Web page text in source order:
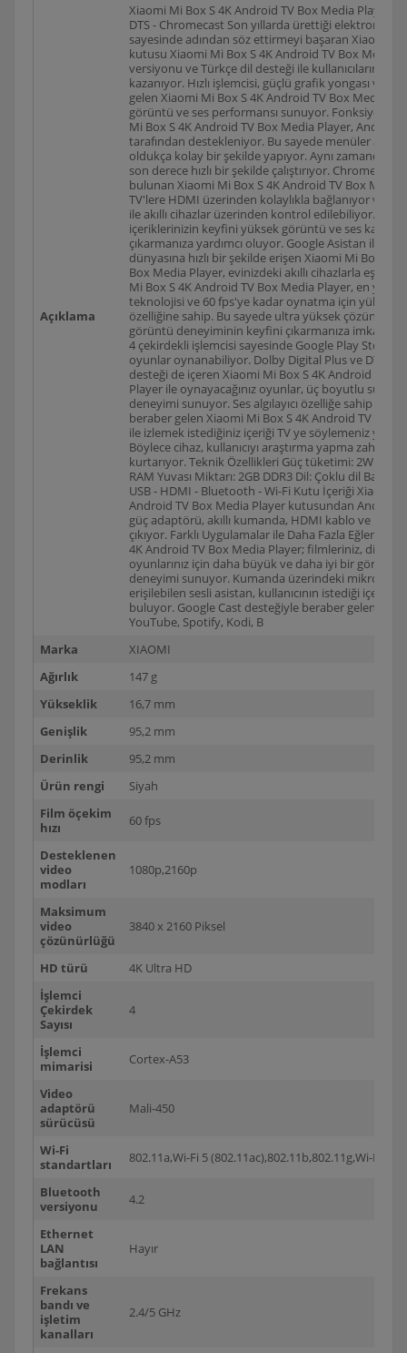
Açıklama
Xiaomi Mi Box S 4K Android TV Box Media Player
DTS - Chromecast Son yıllarda ürettiği elektronik
sayesinde adından söz ettirmeyi başaran Xiaomi'nin
kutusu Xiaomi Mi Box S 4K Android TV Box Media
versiyonu ve Türkçe dil desteği ile kullanıcıların
kazanıyor. Hızlı işlemcisi, güçlü grafik yongası ve
gelen Xiaomi Mi Box S 4K Android TV Box Media
görüntü ve ses performansı sunuyor. Fonksiyonel
Mi Box S 4K Android TV Box Media Player, Android
tarafından destekleniyor. Bu sayede menüler arası
oldukça kolay bir şekilde yapıyor. Aynı zamanda
son derece hızlı bir şekilde çalıştırıyor. Chromecast
bulunan Xiaomi Mi Box S 4K Android TV Box Media
TV'lere HDMI üzerinden kolaylıkla bağlanıyor ve
ile akıllı cihazlar üzerinden kontrol edilebiliyor. Bu
içeriklerinizin keyfini yüksek görüntü ve ses
çıkarmanıza yardımcı oluyor. Google Asistan ile
dünyasına hızlı bir şekilde erişen Xiaomi Mi Box S
Box Media Player, evinizdeki akıllı cihazlarla
Mi Box S 4K Android TV Box Media Player, en yeni
teknolojisi ve 60 fps'ye kadar oynatma için yüksek
özelliğine sahip. Bu sayede ultra yüksek
görüntü deneyiminin keyfini çıkarmanıza imkan
4 çekirdekli işlemcisi sayesinde Google Play
oyunlar oynanabiliyor. Dolby Digital Plus ve DTS
desteği de içeren Xiaomi Mi Box S 4K Android TV
Player ile oynayacağınız oyunlar, üç boyutlu
deneyimi sunuyor. Ses algılayıcı özelliğe sahip
beraber gelen Xiaomi Mi Box S 4K Android TV Box
ile izlemek istediğiniz içeriği TV ye söylemeniz
Böylece cihaz, kullanıcıyı araştırma yapma
kurtarıyor. Teknik Özellikleri Güç tüketimi: 2W
RAM Yuvası Miktarı: 2GB DDR3 Dil: Çoklu dil
USB - HDMI - Bluetooth - Wi-Fi Kutu İçeriği Xiaomi
Android TV Box Media Player kutusundan Android
güç adaptörü, akıllı kumanda, HDMI kablo ve
çıkıyor. Farklı Uygulamalar ile Daha Fazla Eğlence
4K Android TV Box Media Player; filmleriniz,
oyunlarınız için daha büyük ve daha iyi bir
deneyimi sunuyor. Kumanda üzerindeki mikrofon
erişilebilen sesli asistan, kullanıcının istediği içeriği
buluyor. Google Cast desteğiyle beraber gelen
YouTube, Spotify, Kodi, B
Marka
XIAOMI
Ağırlık
147 g
Yükseklik
16,7 mm
Genişlik
95,2 mm
Derinlik
95,2 mm
Ürün rengi
Siyah
Film öçekim
hızı
60 fps
Desteklenen
video
modları
1080p,2160p
Maksimum
video
çözünürlüğü
3840 x 2160 Piksel
HD türü
4K Ultra HD
İşlemci
Çekirdek
Sayısı
4
İşlemci
mimarisi
Cortex-A53
Video
adaptörü
sürücüsü
Mali-450
Wi-Fi
standartları
802.11a,Wi-Fi 5 (802.11ac),802.11b,802.11g,Wi-Fi 4
Bluetooth
versiyonu
4.2
Ethernet
LAN
bağlantısı
Hayır
Frekans
bandı ve
işletim
kanalları
2.4/5 GHz